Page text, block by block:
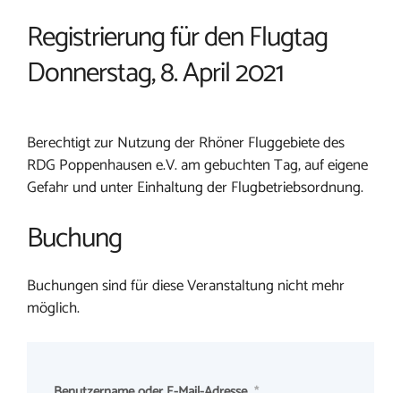
Registrierung für den Flugtag
Donnerstag, 8. April 2021
Berechtigt zur Nutzung der Rhöner Fluggebiete des
RDG Poppenhausen e.V. am gebuchten Tag, auf eigene
Gefahr und unter Einhaltung der Flugbetriebsordnung.
Buchung
Buchungen sind für diese Veranstaltung nicht mehr
möglich.